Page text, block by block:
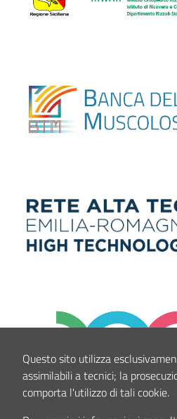
Questo sito utilizza
assimilabili a tecnici; la
comporta l'utilizzo di tali cookie.